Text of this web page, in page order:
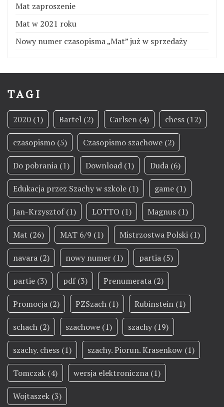
Mat zaproszenie
Mat w 2021 roku
Nowy numer czasopisma „Mat” już w sprzedaży
TAGI
2020 (1) Bartel (2) Carlsen (4) chess (12)
czasopismo (5) Czasopismo szachowe (2)
Do pobrania (1) Download (1) Duda (6)
Edukacja przez Szachy w szkole (1) game (1)
Jan-Krzysztof(1) LOTTO (1) Magnus (1)
Mat (26) MAT 6/9 (1) Mistrzostwa Polski (1)
navara (2) nowy numer (1) partia (5)
partie (3) pdf(3) Prenumerata (2)
Promocja (2) PZSzach (1) Rubinstein (1)
schach (2) szachowe (1) szachy (19)
szachy. chess (1) szachy. Piorun. Krasenkow (1)
Tomczak (4) wersja elektroniczna (1)
Wojtaszek (3)